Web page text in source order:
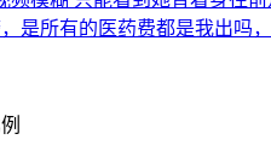
是所有的医药费都是我出吗